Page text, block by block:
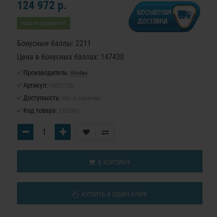
124 972 р.
Нашли дешевле?
Бонусные баллы: 2211
Цена в бонусных баллах: 147430
Производитель: Virutex
Артикул:
Доступность:
Код товара:
В КОРЗИНУ
КУПИТЬ В ОДИН КЛИК